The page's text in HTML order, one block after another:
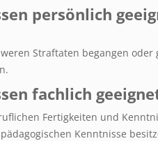
persönlich
Straftaten begangen oder
fachlich
Fertigkeiten und
Kenntnisse